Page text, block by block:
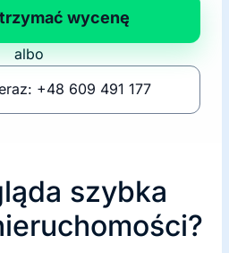
wycenę
albo
+48 609 491 177
szybka